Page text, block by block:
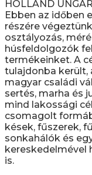
HOLLAND
Ebben az időben
részére
osztályozás,
húsfeldolgozók
termékeinket. A
tulajdonba került,
magyar családi
sertés, marha és
mind lakossági
csomagolt
kések, fűszerek,
sonkahálók és
kereskedelmével
is.